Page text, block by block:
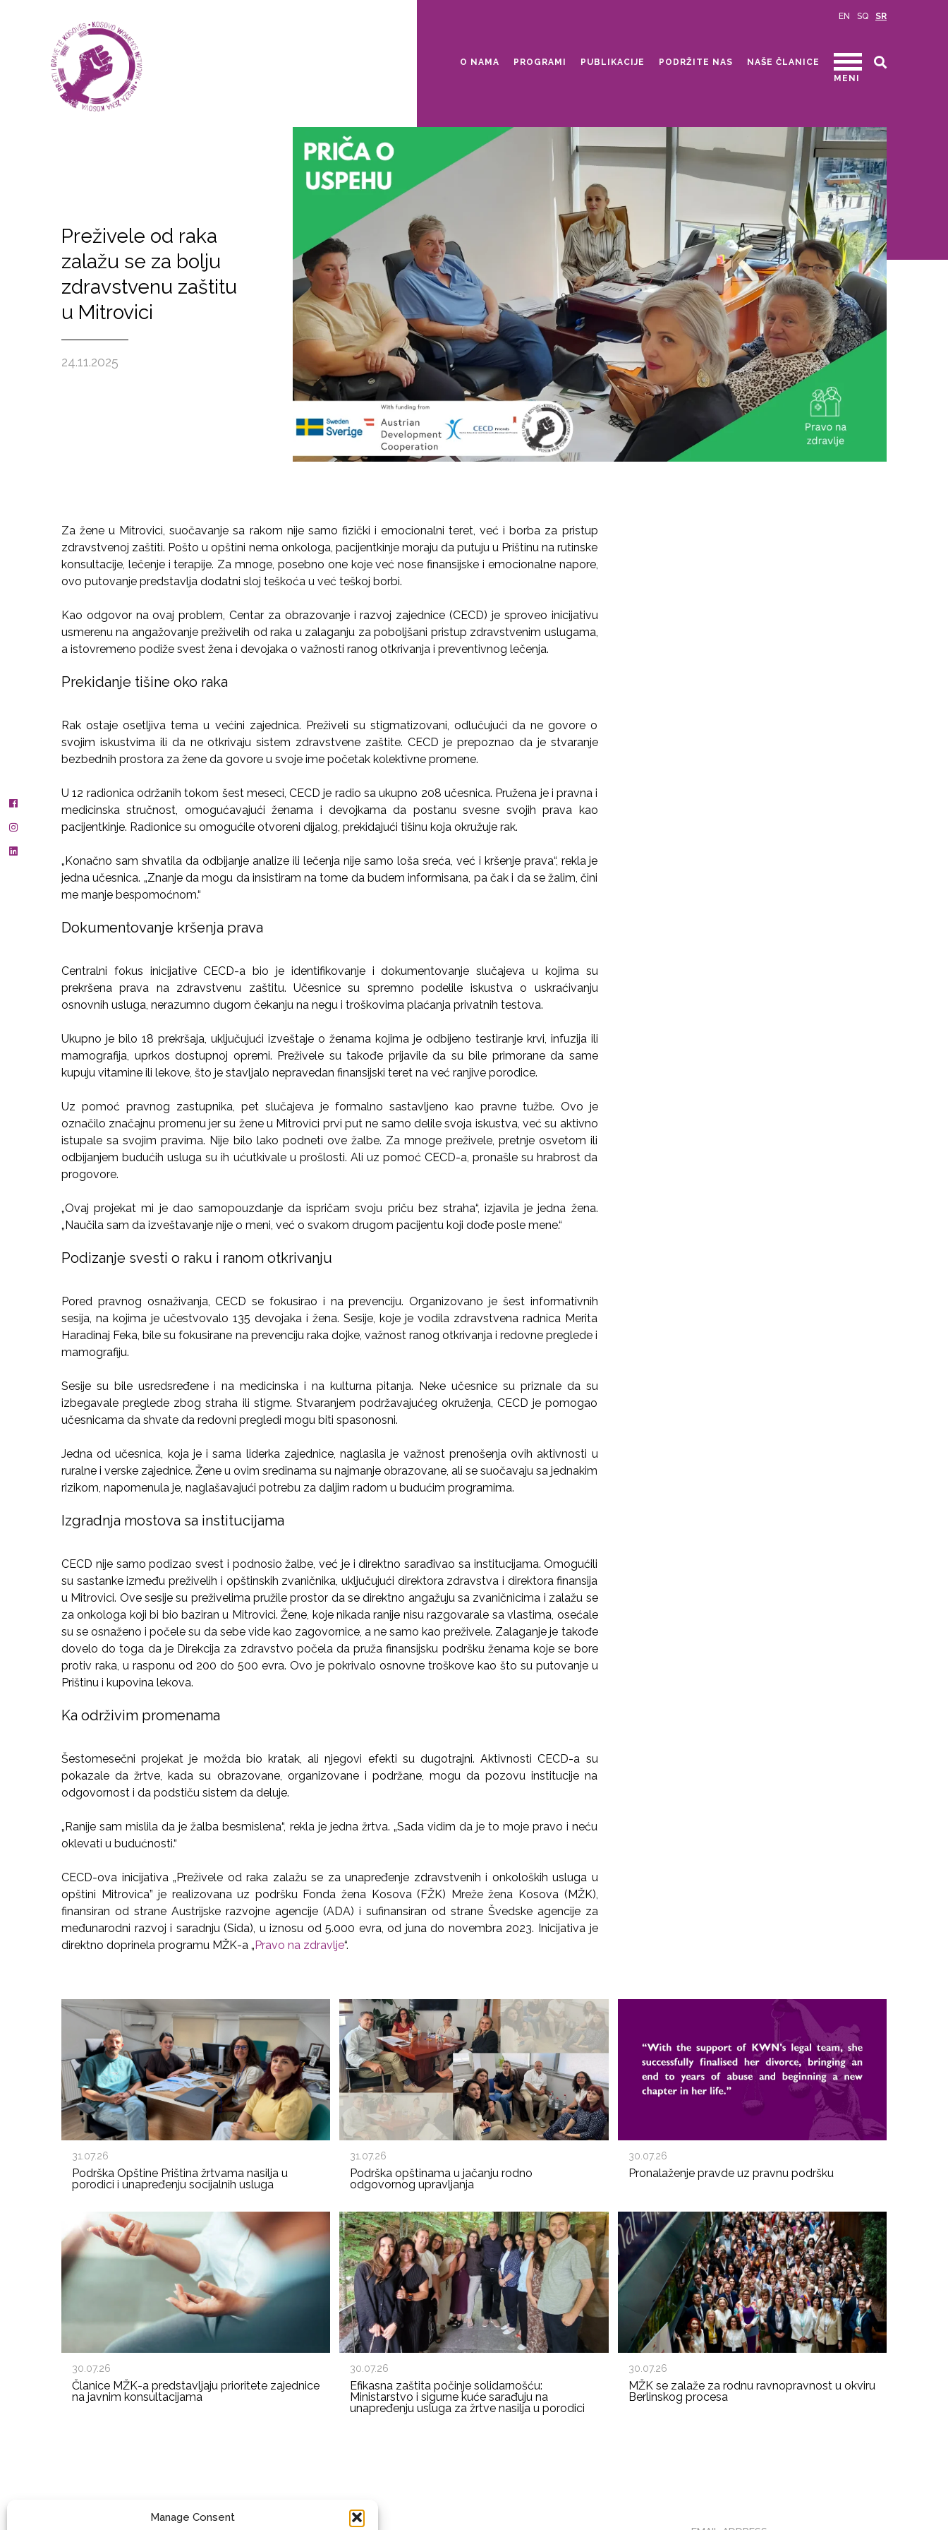
Manage Consent
EN SQ SR
O NAMA PROGRAMI PUBLIKACIJE PODRŽITE NAS
NAŠE ČLANICE
MENI
Preživele od raka
zalažu se za bolju
zdravstvenu zaštitu
u Mitrovici
24.11.2025
Za žene u Mitrovici, suočavanje sa rakom nije samo fizički i emocionalni teret, već i borba za pristup
zdravstvenoj zaštiti. Pošto u opštini nema onkologa, pacijentkinje moraju da putuju u Prištinu na rutinske
konsultacije, lečenje i terapije. Za mnoge, posebno one koje već nose finansijske i emocionalne napore,
ovo putovanje predstavlja dodatni sloj teškoća u već teškoj borbi.
Kao odgovor na ovaj problem, Centar za obrazovanje i razvoj zajednice (CECD) je sproveo inicijativu
usmerenu na angažovanje preživelih od raka u zalaganju za poboljšani pristup zdravstvenim uslugama,
a istovremeno podiže svest žena i devojaka o važnosti ranog otkrivanja i preventivnog lečenja.
Prekidanje tišine oko raka
Rak ostaje osetljiva tema u većini zajednica. Preživeli su stigmatizovani, odlučujući da ne govore o
svojim iskustvima ili da ne otkrivaju sistem zdravstvene zaštite. CECD je prepoznao da je stvaranje
bezbednih prostora za žene da govore u svoje ime početak kolektivne promene.
U 12 radionica održanih tokom šest meseci, CECD je radio sa ukupno 208 učesnica. Pružena je i pravna i
medicinska stručnost, omogućavajući ženama i devojkama da postanu svesne svojih prava kao
pacijentkinje. Radionice su omogućile otvoreni dijalog, prekidajući tišinu koja okružuje rak.
„Konačno sam shvatila da odbijanje analize ili lečenja nije samo loša sreća, već i kršenje prava“, rekla je
jedna učesnica. „Znanje da mogu da insistiram na tome da budem informisana, pa čak i da se žalim, čini
me manje bespomoćnom.“
Dokumentovanje kršenja prava
Centralni fokus inicijative CECD-a bio je identifikovanje i dokumentovanje slučajeva u kojima su
prekršena prava na zdravstvenu zaštitu. Učesnice su spremno podelile iskustva o uskraćivanju
osnovnih usluga, nerazumno dugom čekanju na negu i troškovima plaćanja privatnih testova.
Ukupno je bilo 18 prekršaja, uključujući izveštaje o ženama kojima je odbijeno testiranje krvi, infuzija ili
mamografija, uprkos dostupnoj opremi. Preživele su takođe prijavile da su bile primorane da same
kupuju vitamine ili lekove, što je stavljalo nepravedan finansijski teret na već ranjive porodice.
Uz pomoć pravnog zastupnika, pet slučajeva je formalno sastavljeno kao pravne tužbe. Ovo je
označilo značajnu promenu jer su žene u Mitrovici prvi put ne samo delile svoja iskustva, već su aktivno
istupale sa svojim pravima. Nije bilo lako podneti ove žalbe. Za mnoge preživele, pretnje osvetom ili
odbijanjem budućih usluga su ih ućutkivale u prošlosti. Ali uz pomoć CECD-a, pronašle su hrabrost da
progovore.
„Ovaj projekat mi je dao samopouzdanje da ispričam svoju priču bez straha“, izjavila je jedna žena.
„Naučila sam da izveštavanje nije o meni, već o svakom drugom pacijentu koji dođe posle mene.“
Podizanje svesti o raku i ranom otkrivanju
Pored pravnog osnaživanja, CECD se fokusirao i na prevenciju. Organizovano je šest informativnih
sesija, na kojima je učestvovalo 135 devojaka i žena. Sesije, koje je vodila zdravstvena radnica Merita
Haradinaj Feka, bile su fokusirane na prevenciju raka dojke, važnost ranog otkrivanja i redovne preglede i
mamografiju.
Sesije su bile usredsređene i na medicinska i na kulturna pitanja. Neke učesnice su priznale da su
izbegavale preglede zbog straha ili stigme. Stvaranjem podržavajućeg okruženja, CECD je pomogao
učesnicama da shvate da redovni pregledi mogu biti spasonosni.
Jedna od učesnica, koja je i sama liderka zajednice, naglasila je važnost prenošenja ovih aktivnosti u
ruralne i verske zajednice. Žene u ovim sredinama su najmanje obrazovane, ali se suočavaju sa jednakim
rizikom, napomenula je, naglašavajući potrebu za daljim radom u budućim programima.
Izgradnja mostova sa institucijama
CECD nije samo podizao svest i podnosio žalbe, već je i direktno sarađivao sa institucijama. Omogućili
su sastanke između preživelih i opštinskih zvaničnika, uključujući direktora zdravstva i direktora finansija
u Mitrovici. Ove sesije su preživelima pružile prostor da se direktno angažuju sa zvaničnicima i zalažu se
za onkologa koji bi bio baziran u Mitrovici. Žene, koje nikada ranije nisu razgovarale sa vlastima, osećale
su se osnaženo i počele su da sebe vide kao zagovornice, a ne samo kao preživele. Zalaganje je takođe
dovelo do toga da je Direkcija za zdravstvo počela da pruža finansijsku podršku ženama koje se bore
protiv raka, u rasponu od 200 do 500 evra. Ovo je pokrivalo osnovne troškove kao što su putovanje u
Prištinu i kupovina lekova.
Ka održivim promenama
Šestomesečni projekat je možda bio kratak, ali njegovi efekti su dugotrajni. Aktivnosti CECD-a su
pokazale da žrtve, kada su obrazovane, organizovane i podržane, mogu da pozovu institucije na
odgovornost i da podstiču sistem da deluje.
„Ranije sam mislila da je žalba besmislena“, rekla je jedna žrtva. „Sada vidim da je to moje pravo i neću
oklevati u budućnosti.“
CECD-ova inicijativa „Preživele od raka zalažu se za unapređenje zdravstvenih i onkoloških usluga u
opštini Mitrovica” je realizovana uz podršku Fonda žena Kosova (FŽK) Mreže žena Kosova (MŽK),
finansiran od strane Austrijske razvojne agencije (ADA) i sufinansiran od strane Švedske agencije za
međunarodni razvoj i saradnju (Sida), u iznosu od 5.000 evra, od juna do novembra 2023. Inicijativa je
direktno doprinela programu MŽK-a „ Pravo na zdravlje“.
31.07.26
Podrška Opštine Priština žrtvama nasilja u
porodici i unapređenju socijalnih usluga
31.07.26
Podrška opštinama u jačanju rodno
odgovornog upravljanja
30.07.26
Pronalaženje pravde uz pravnu podršku
30.07.26
Članice MŽK-a predstavljaju prioritete zajednice
na javnim konsultacijama
30.07.26
Efikasna zaštita počinje solidarnošću:
Ministarstvo i sigurne kuće sarađuju na
unapređenju usluga za žrtve nasilja u porodici
30.07.26
MŽK se zalaže za rodnu ravnopravnost u okviru
Berlinskog procesa